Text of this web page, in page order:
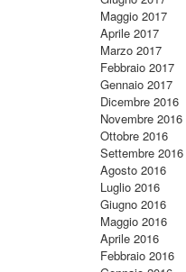
Maggio 2017
Aprile 2017
Marzo 2017
Febbraio 2017
Gennaio 2017
Dicembre 2016
Novembre 2016
Ottobre 2016
Settembre 2016
Agosto 2016
Luglio 2016
Giugno 2016
Maggio 2016
Aprile 2016
Febbraio 2016